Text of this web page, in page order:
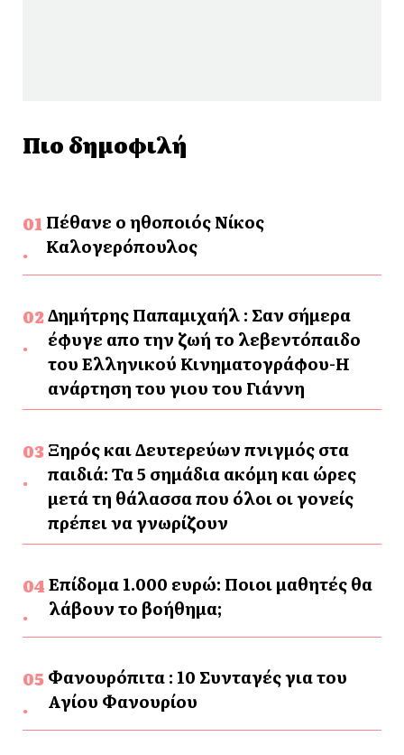
Πιο δημοφιλή
Πέθανε ο ηθοποιός Νίκος
Καλογερόπουλος
Δημήτρης Παπαμιχαήλ : Σαν σήμερα
έφυγε απο την ζωή το λεβεντόπαιδο
του Ελληνικού Κινηματογράφου-Η
ανάρτηση του γιου του Γιάννη
Ξηρός και Δευτερεύων πνιγμός στα
παιδιά: Τα 5 σημάδια ακόμη και ώρες
μετά τη θάλασσα που όλοι οι γονείς
πρέπει να γνωρίζουν
Επίδομα 1.000 ευρώ: Ποιοι μαθητές θα
λάβουν το βοήθημα;
Φανουρόπιτα : 10 Συνταγές για του
Αγίου Φανουρίου